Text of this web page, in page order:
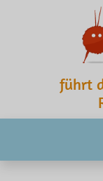
führt